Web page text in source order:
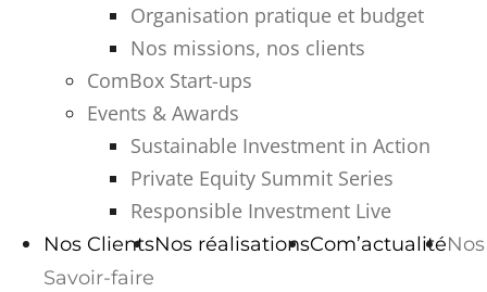
Organisation pratique et budget
Nos missions, nos clients
ComBox Start-ups
Events & Awards
Sustainable Investment in Action
Private Equity Summit Series
Responsible Investment Live
Nos ClientsNos réalisationsCom’actualitéNos
Savoir-faire